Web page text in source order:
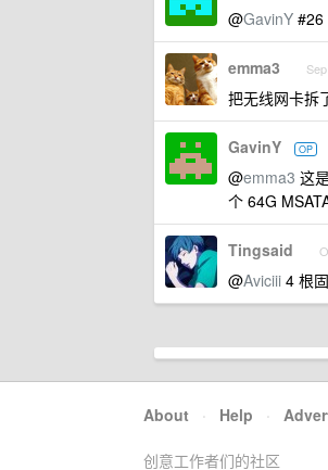
@GavinY #26
emma3
把无线网卡拆
GavinY OP
@emma3 这
个 64G
Tingsaid
@Aviciii 4 根
About · Help ·
创意工作者们的社区